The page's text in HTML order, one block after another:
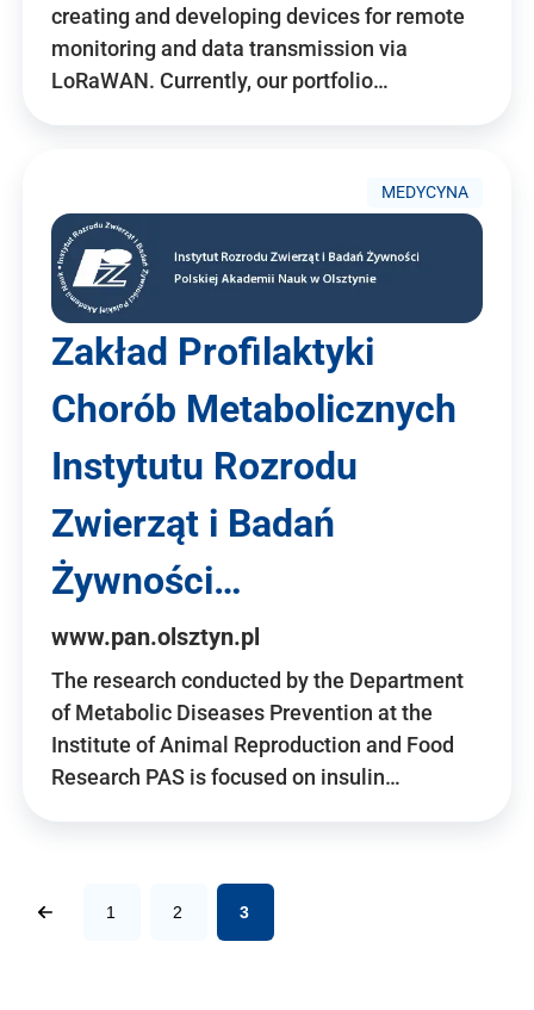
creating and developing devices for remote
monitoring and data transmission via
LoRaWAN. Currently, our portfolio…
MEDYCYNA
Zakład Profilaktyki
Chorób Metabolicznych
Instytutu Rozrodu
Zwierząt i Badań
Żywności…
www.pan.olsztyn.pl
The research conducted by the Department
of Metabolic Diseases Prevention at the
Institute of Animal Reproduction and Food
Research PAS is focused on insulin…
1 2 3